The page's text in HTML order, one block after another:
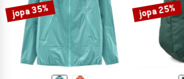
jopa 35% jopa 25%